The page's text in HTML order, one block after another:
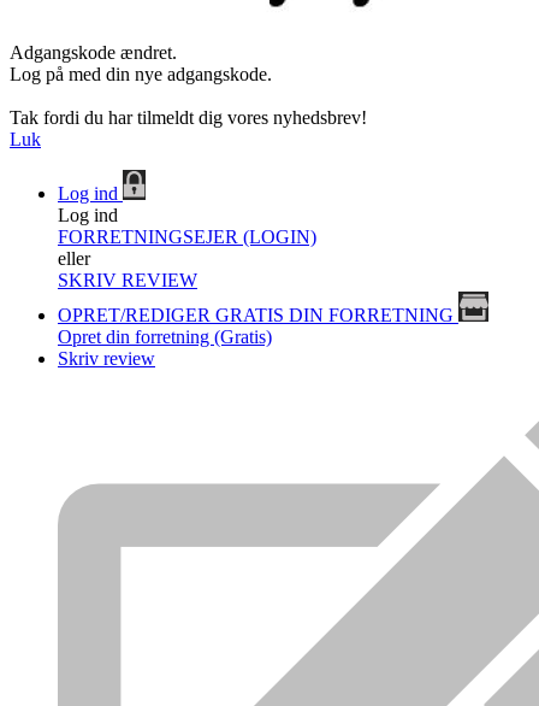
Adgangskode ændret.
Log på med din nye adgangskode.
Tak fordi du har tilmeldt dig vores nyhedsbrev!
Luk
Log ind
Log ind
FORRETNINGSEJER (LOGIN)
eller
SKRIV REVIEW
OPRET/REDIGER GRATIS DIN FORRETNING
Opret din forretning (Gratis)
Skriv review